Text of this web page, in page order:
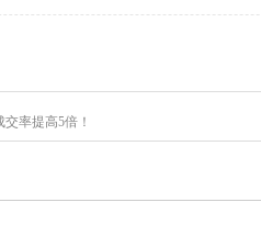
率提高5倍！